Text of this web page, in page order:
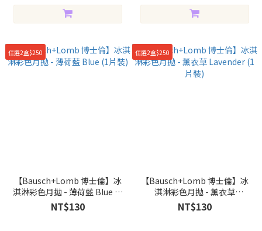
任選2盒$250
【Bausch+Lomb 博士倫】冰
淇淋彩色月拋 - 薄荷藍 Blue (1
片裝)
NT$130
任選2盒$250
【Bausch+Lomb 博士倫】冰
淇淋彩色月拋 - 薰衣草
Lavender (1片裝)
NT$130